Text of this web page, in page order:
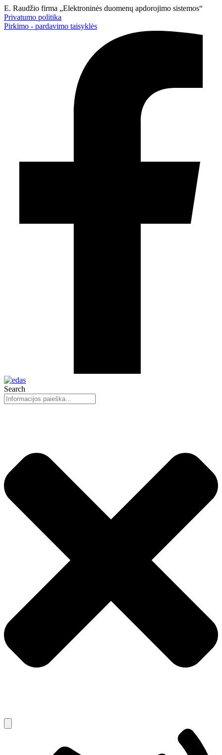
Eiti
prie
turinio
E. Raudžio firma „Elektroninės duomenų apdorojimo sistemos“
Privatumo politika
Pirkimo - pardavimo taisyklės
Search